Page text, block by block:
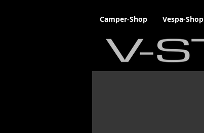
Camper-Shop Vespa-Shop